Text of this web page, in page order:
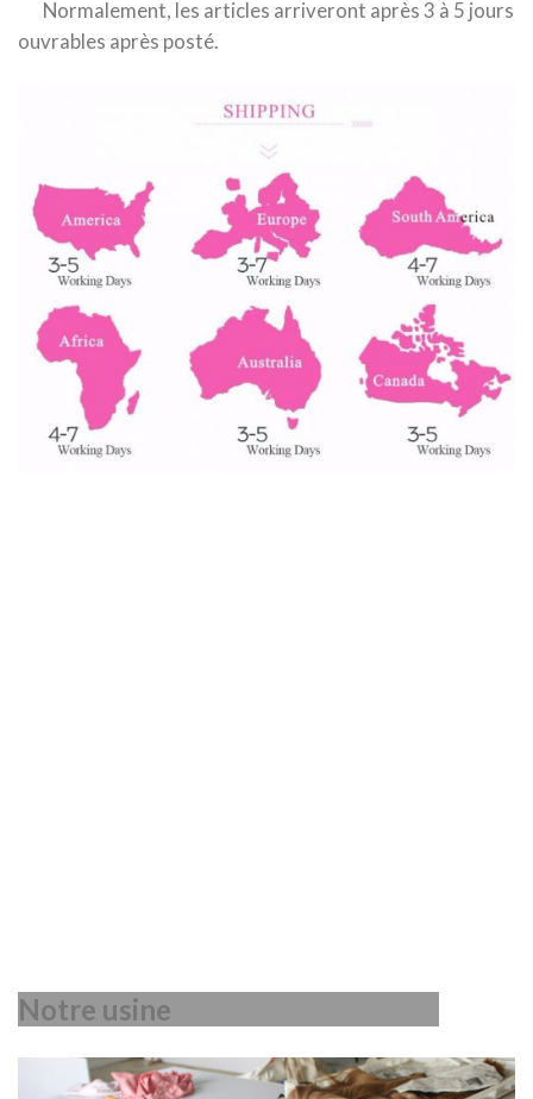
Normalement, les articles arriveront après 3 à 5 jours
ouvrables après posté.
Notre usine